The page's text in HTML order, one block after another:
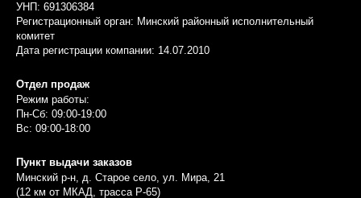
УНП: 691306384
Регистрационный орган: Минский районный исполнительный
комитет
Дата регистрации компании: 14.07.2010
Отдел продаж
Режим работы:
Пн-Сб: 09:00-19:00
Вс: 09:00-18:00
Пункт выдачи заказов
Минский р-н, д. Старое село, ул. Мира, 21
(12 км от МКАД, трасса P-65)